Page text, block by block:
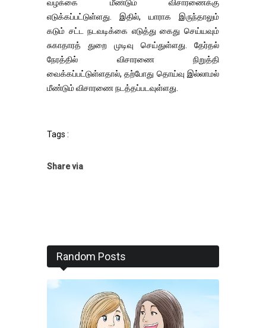
வழக்கை மீண்டும் விசாரணைக்கு
எடுக்கப்பட்டுள்ளது. இதில், யாராக இருந்தாலும்
கடும் சட்ட நடவடிக்கை எடுத்து கைது செய்யவும்
சுகாதாரத் துறை முடிவு செய்துள்ளது. தேர்தல்
நேரத்தில் விசாரணை நிறுத்தி
வைக்கப்பட்டுள்ளதால், தற்போது தொய்வு இல்லாமல்
மீண்டும் விசாரணை நடத்தப்படவுள்ளது.
Tags :
Share via
Random Posts